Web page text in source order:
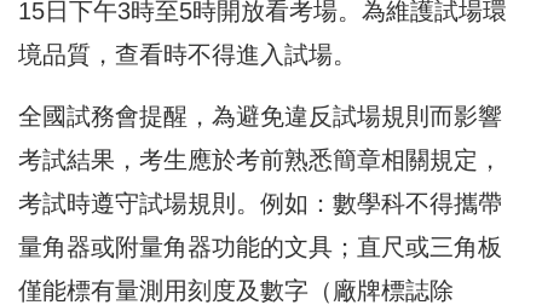
15日下午3時至5時開放看考場。為維護試場環
境品質，查看時不得進入試場。
全國試務會提醒，為避免違反試場規則而影響
考試結果，考生應於考前熟悉簡章相關規定，
考試時遵守試場規則。例如：數學科不得攜帶
量角器或附量角器功能的文具；直尺或三角板
僅能標有量測用刻度及數字（廠牌標誌除